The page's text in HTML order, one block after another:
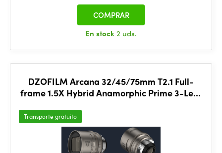
En stock2 uds.
COMPRAR
DZOFILM Arcana 32/45/75mm T2.1 Full-
frame 1.5X Hybrid Anamorphic Prime 3-Lens
Transporte gratuito